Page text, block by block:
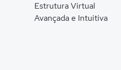
Estrutura Virtual
Avançada e Intuitiva